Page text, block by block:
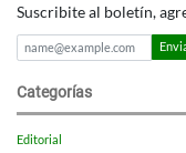
Suscribite al boletín,
Categorías
Editorial